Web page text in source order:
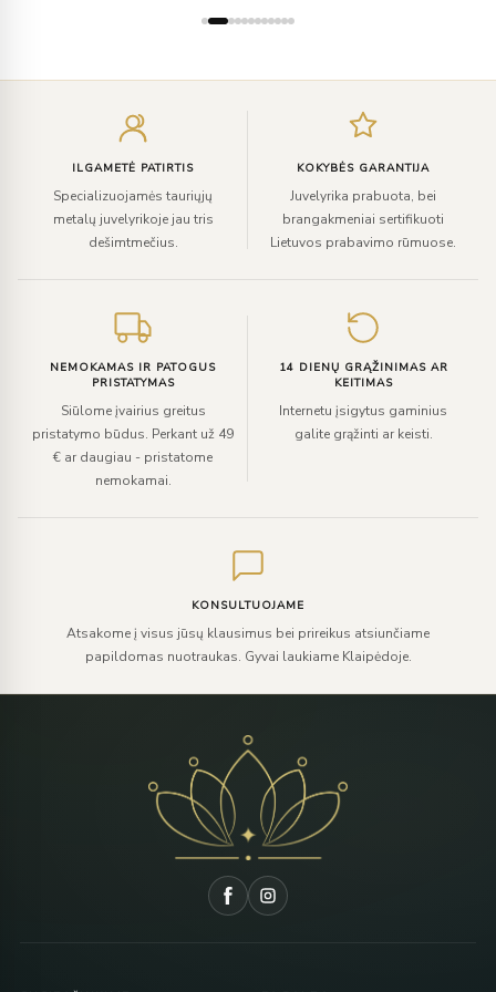
ILGAMETĖ PATIRTIS
Specializuojamės tauriųjų
metalų juvelyrikoje jau tris
dešimtmečius.
KOKYBĖS GARANTIJA
Juvelyrika prabuota, bei
brangakmeniai sertifikuoti
Lietuvos prabavimo rūmuose.
NEMOKAMAS IR PATOGUS
PRISTATYMAS
Siūlome įvairius greitus
pristatymo būdus. Perkant už 49
€ ar daugiau - pristatome
nemokamai.
14 DIENŲ GRĄŽINIMAS AR
KEITIMAS
Internetu įsigytus gaminius
galite grąžinti ar keisti.
KONSULTUOJAME
Atsakome į visus jūsų klausimus bei prireikus atsiunčiame
papildomas nuotraukas. Gyvai laukiame Klaipėdoje.